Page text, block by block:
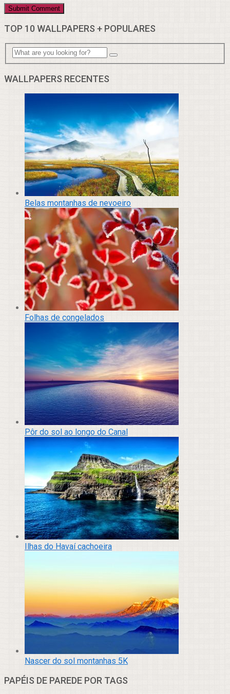
TOP 10 WALLPAPERS + POPULARES
WALLPAPERS RECENTES
Belas montanhas de nevoeiro
Folhas de congelados
Pôr do sol ao longo do Canal
Ilhas do Havaí cachoeira
Nascer do sol montanhas 5K
PAPÉIS DE PAREDE POR TAGS